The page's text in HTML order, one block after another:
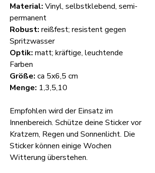
Material: Vinyl, selbstklebend, semi-
permanent
Robust: reißfest; resistent gegen
Spritzwasser
Optik: matt; kräftige, leuchtende
Farben
Größe: ca 5x6,5 cm
Menge: 1,3,5,10
Empfohlen wird der Einsatz im
Innenbereich. Schütze deine Sticker vor
Kratzern, Regen und Sonnenlicht. Die
Sticker können einige Wochen
Witterung überstehen.